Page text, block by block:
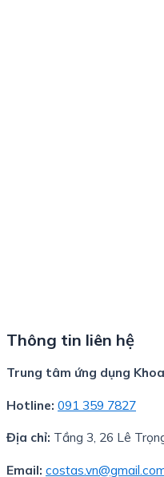
Thông tin liên hệ
Trung tâm ứng dụng
Hotline: 091 359 7827
Địa chỉ: Tầng 3, 26 Lê
Email: